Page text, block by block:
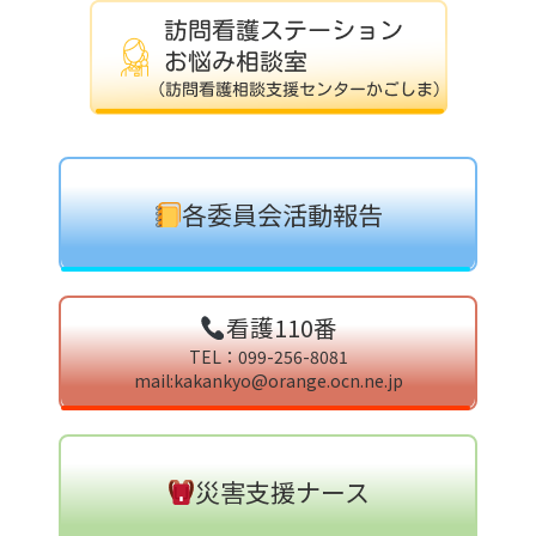
各委員会活動報告
看護110番
TEL：099-256-8081
mail:kakankyo@orange.ocn.ne.jp
災害支援ナース